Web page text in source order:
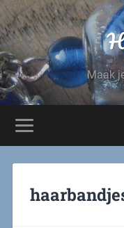
Maak